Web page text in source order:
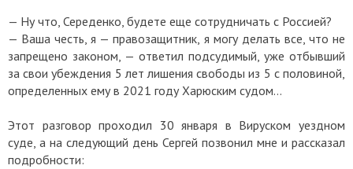
— Ну что, Середенко, будете еще сотрудничать с Россией?
— Ваша честь, я — правозащитник, я могу делать все, что не
запрещено законом, — ответил подсудимый, уже отбывший
за свои убеждения 5 лет лишения свободы из 5 с половиной,
определенных ему в 2021 году Харюским судом…
Этот разговор проходил 30 января в Вируском уездном
суде, а на следующий день Сергей позвонил мне и рассказал
подробности: